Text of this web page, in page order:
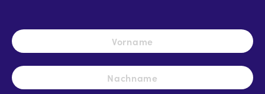
Name *